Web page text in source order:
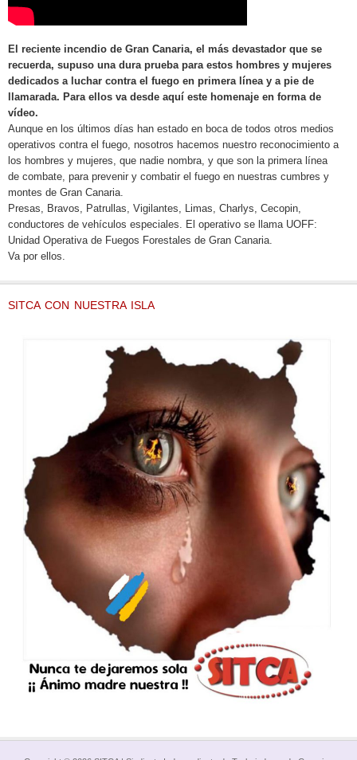
HOMENAJE DE SITCA A LAS UOFF
El reciente incendio de Gran Canaria, el más devastador que se
recuerda, supuso una dura prueba para estos hombres y mujeres
dedicados a luchar contra el fuego en primera línea y a pie de
llamarada. Para ellos va desde aquí este homenaje en forma de
operativos contra el fuego, nosotros hacemos nuestro reconocimiento a
de combate, para prevenir y combatir el fuego en nuestras cumbres y
montes de Gran Canaria.
Presas, Bravos, Patrullas, Vigilantes, Limas, Charlys, Cecopin,
conductores de vehículos especiales. El operativo se llama UOFF:
Unidad Operativa de Fuegos Forestales de Gran Canaria.
SITCA CON NUESTRA ISLA